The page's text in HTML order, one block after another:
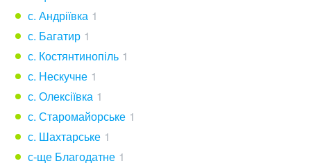
с. Андріївка 1
с. Багатир 1
с. Костянтинопіль 1
с. Нескучне 1
с. Олексіївка 1
с. Старомайорське 1
с. Шахтарське 1
с-ще Благодатне 1